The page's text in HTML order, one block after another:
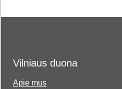
Vilniaus duona
Apie mus